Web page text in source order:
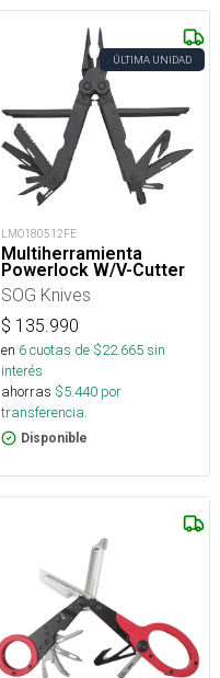
ÚLTIMA UNIDAD
LMO180512FE
Multiherramienta
Powerlock W/V-Cutter
SOG Knives
$ 135.990
en 6cuotas de $22.665sin
interés
ahorras $5.440 por
transferencia.
Disponible